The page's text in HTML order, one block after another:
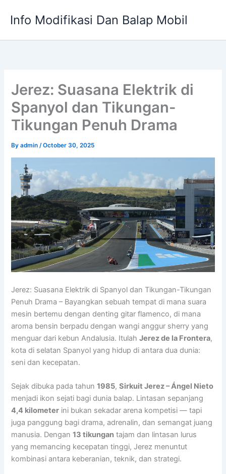
Info Modifikasi Dan Balap Mobil
Jerez: Suasana Elektrik di
Spanyol dan Tikungan-
Tikungan Penuh Drama
Byadmin/October 30, 2025
Jerez: Suasana Elektrik di Spanyol dan Tikungan-Tikungan
Penuh Drama – Bayangkan sebuah tempat di mana suara
mesin bertemu dengan denting gitar flamenco, di mana
aroma bensin berpadu dengan wangi anggur sherry yang
menguar dari kebun Andalusia. ItulahJerez de la Frontera,
kota di selatan Spanyol yang hidup di antara dua dunia:
seni dan kecepatan.
Sejak dibuka pada tahun1985,Sirkuit Jerez – Ángel Nieto
menjadi ikon sejati bagi dunia balap. Lintasan sepanjang
4,4 kilometer ini bukan sekadar arena kompetisi — tapi
juga panggung bagi drama, adrenalin, dan semangat juang
manusia. Dengan13 tikungan tajam dan lintasan lurus
yang memancing kecepatan tinggi, Jerez menuntut
kombinasi antara keberanian, teknik, dan strategi.